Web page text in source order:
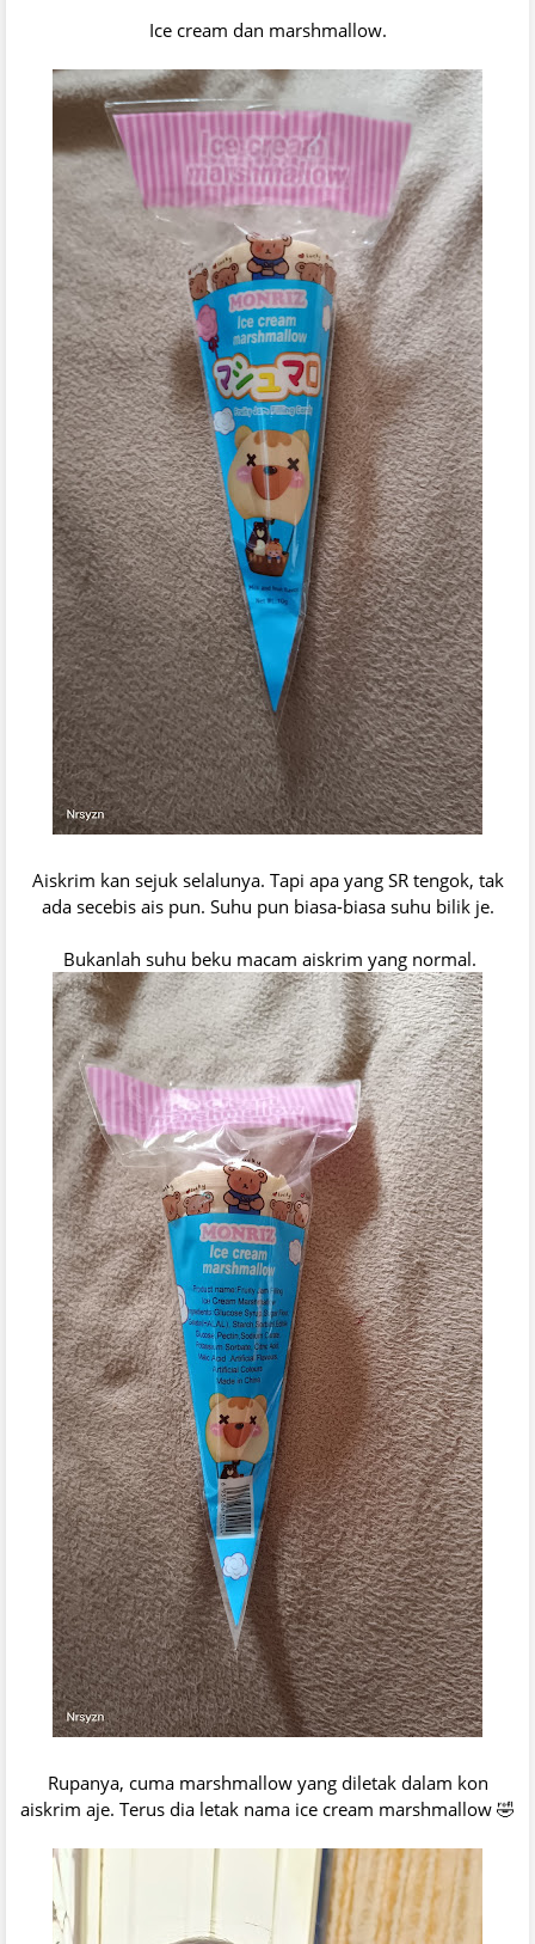
Ice cream dan marshmallow.
Aiskrim kan sejuk selalunya. Tapi apa yang SR tengok, tak
ada secebis ais pun. Suhu pun biasa-biasa suhu bilik je.
Bukanlah suhu beku macam aiskrim yang normal.
Rupanya, cuma marshmallow yang diletak dalam kon
aiskrim aje. Terus dia letak nama ice cream marshmallow 🤣